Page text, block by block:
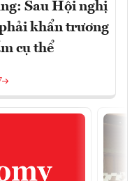
khẩn trương
cụ thể